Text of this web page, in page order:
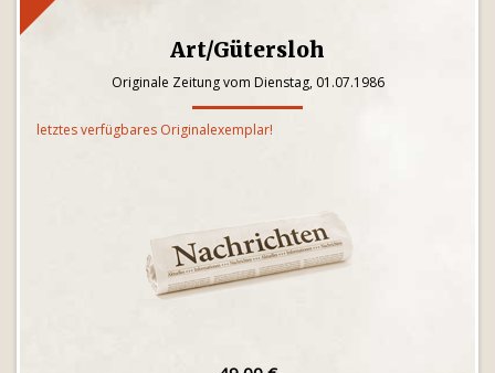
Art/Gütersloh
Originale Zeitung vom Dienstag, 01.07.1986
letztes verfügbares Originalexemplar!